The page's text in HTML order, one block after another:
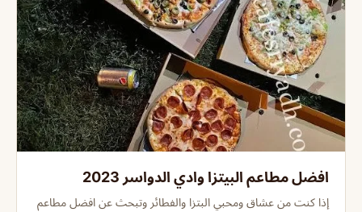
افضل مطاعم البيتزا وادي الدواسر 2023
إذا كنت من عشاق ومحبي البتزا والفطائر وتبحث عن افضل مطاعم